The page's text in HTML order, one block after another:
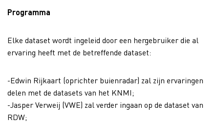
Programma
Elke dataset wordt ingeleid door een hergebruiker die al
ervaring heeft met de betreffende dataset:
-Edwin Rijkaart (oprichter buienradar) zal zijn ervaringen
delen met de datasets van het KNMI;
-Jasper Verweij (VWE) zal verder ingaan op de dataset van
RDW;